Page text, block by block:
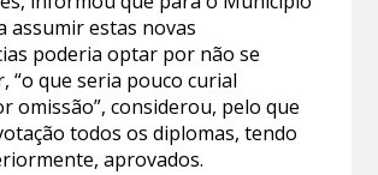
assumir estas novas
poderia optar por não se
“o que seria pouco curial
omissão”, considerou, pelo que
todos os diplomas, tendo
aprovados.